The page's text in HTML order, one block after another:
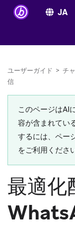
ユーザーガイド > チ
信
このページはAI
容が含まれてい
するには、ペー
をご利用ください
最適化